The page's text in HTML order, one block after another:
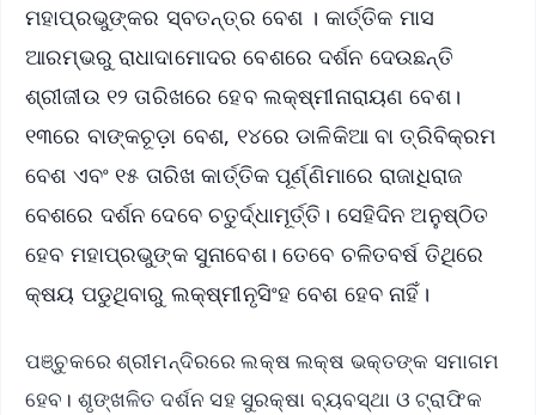
ମହାପ୍ରଭୁଙ୍କର ସ୍ବତନ୍ତ୍ର ବେଶ । କାର୍ତ୍ତିକ ମାସ
ଆରମ୍ଭରୁ ରାଧାଦାମୋଦର ବେଶରେ ଦର୍ଶନ ଦେଉଛନ୍ତି
ଶ୍ରୀଜୀଉ ୧୨ ତାରିଖରେ ହେବ ଲକ୍ଷ୍ମୀନାରାୟଣ ବେଶ।
୧୩ରେ ବାଙ୍କଚୂଡ଼ା ବେଶ, ୧୪ରେ ଡାଳିକିଆ ବା ତ୍ରିବିକ୍ରମ
ବେଶ ଏବଂ ୧୫ ତାରିଖ କାର୍ତ୍ତିକ ପୂର୍ଣ୍ଣିମାରେ ରାଜାଧିରାଜ
ବେଶରେ ଦର୍ଶନ ଦେବେ ଚତୁର୍ଦ୍ଧାମୂର୍ତ୍ତି। ସେହିଦିନ ଅନୁଷ୍ଠିତ
ହେବ ମହାପ୍ରଭୁଙ୍କ ସୁନାବେଶ। ତେବେ ଚଳିତବର୍ଷ ତିଥିରେ
କ୍ଷୟ ପଡୁଥିବାରୁ ଲକ୍ଷ୍ମୀନୃସିଂହ ବେଶ ହେବ ନାହିଁ।
ପଞ୍ଚୁକରେ ଶ୍ରୀମନ୍ଦିରରେ ଲକ୍ଷ ଲକ୍ଷ ଭକ୍ତଙ୍କ ସମାଗମ
ହେବ। ଶୃଙ୍ଖଳିତ ଦର୍ଶନ ସହ ସୁରକ୍ଷା ବ୍ୟବସ୍ଥା ଓ ଟ୍ରାଫିକ